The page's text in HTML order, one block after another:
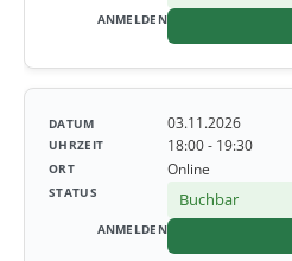
03.11.2026
18:00 - 19:30
Online
Buchbar